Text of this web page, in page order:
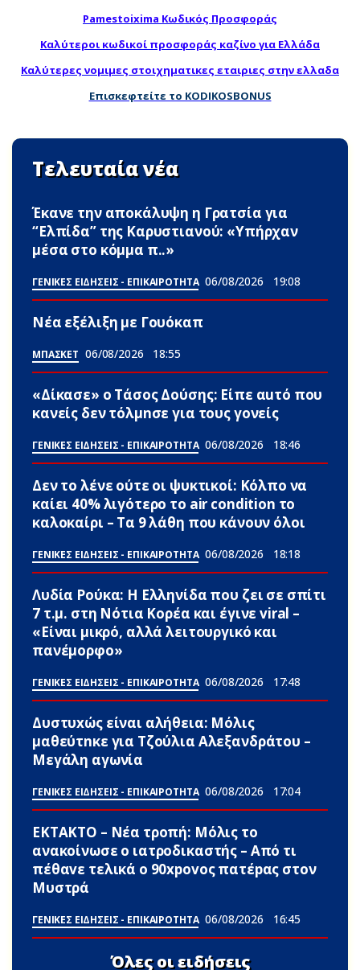
Pamestoixima Κωδικός Προσφοράς
Καλύτεροι κωδικοί προσφοράς καζίνο για Ελλάδα
Καλύτερες νομιμες στοιχηματικες εταιριες στην ελλαδα
Επισκεφτείτε το KODIKOSBONUS
Τελευταία νέα
Έκανε την αποκάλυψη η Γρατσία για
“Ελπίδα” της Καρυστιανού: «Υπήρχαν
μέσα στο κόμμα π..»
ΓΕΝΙΚΕΣ ΕΙΔΗΣΕΙΣ - ΕΠΙΚΑΙΡΟΤΗΤΑ 06/08/2026 19:08
Νέα εξέλιξη με Γουόκαπ
ΜΠΑΣΚΕΤ 06/08/2026 18:55
«Δίκασε» ο Τάσος Δούσης: Είπε αuτό που
κανείς δεν τόλμnσε για τους γονείς
ΓΕΝΙΚΕΣ ΕΙΔΗΣΕΙΣ - ΕΠΙΚΑΙΡΟΤΗΤΑ 06/08/2026 18:46
Δεν το λένε ούτε οι ψυκτικοί: Κόλπο να
καίει 40% λιγότερο το air condition το
καλοκαίρι – Τα 9 λάθη που κάνουν όλοι
ΓΕΝΙΚΕΣ ΕΙΔΗΣΕΙΣ - ΕΠΙΚΑΙΡΟΤΗΤΑ 06/08/2026 18:18
Λυδία Ρούκα: Η Ελληνίδα που ζει σε σπίτι
7 τ.μ. στη Νότια Κορέα και έγινε viral –
«Είναι μικρό, αλλά λειτουργικό και
πανέμορφο»
ΓΕΝΙΚΕΣ ΕΙΔΗΣΕΙΣ - ΕΠΙΚΑΙΡΟΤΗΤΑ 06/08/2026 17:48
Δυστυxώς είναι αλήθεια: Μόλις
μαθεύτnκε για Τζούλια Αλεξανδράτου –
Μεγάλη αγωνία
ΓΕΝΙΚΕΣ ΕΙΔΗΣΕΙΣ - ΕΠΙΚΑΙΡΟΤΗΤΑ 06/08/2026 17:04
ΕΚΤΑΚΤΟ – Νέα τροπή: Μόλις το
ανακοίνωσε ο ιατροδικαστής – Από τι
πέθαvε τελικά ο 90xpovoς πατέpας στον
Μυστρά
ΓΕΝΙΚΕΣ ΕΙΔΗΣΕΙΣ - ΕΠΙΚΑΙΡΟΤΗΤΑ 06/08/2026 16:45
Όλες οι ειδήσεις